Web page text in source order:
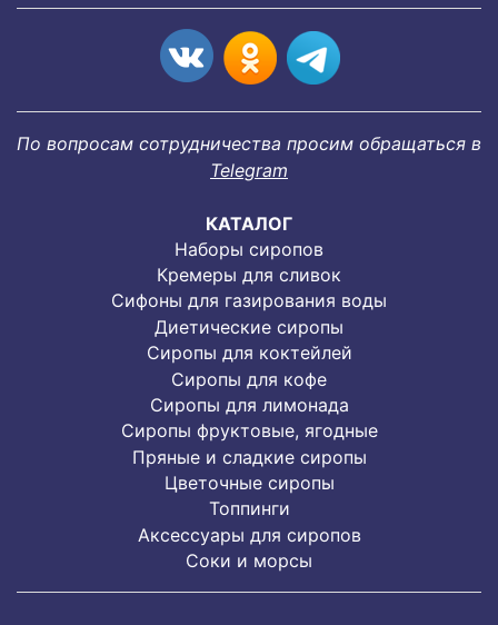
По вопросам сотрудничества просим обращаться в
Telegram
КАТАЛОГ
Наборы сиропов
Кремеры для сливок
Сифоны для газирования воды
Диетические сиропы
Сиропы для коктейлей
Сиропы для кофе
Сиропы для лимонада
Cиропы фруктовые, ягодные
Пряные и сладкие сиропы
Цветочные сиропы
Топпинги
Аксессуары для сиропов
Соки и морсы